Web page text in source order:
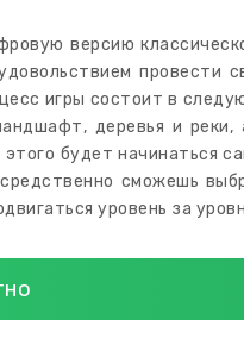
версию
провести
игры состоит в
деревья и
будет начинаться
сможешь
уровень за